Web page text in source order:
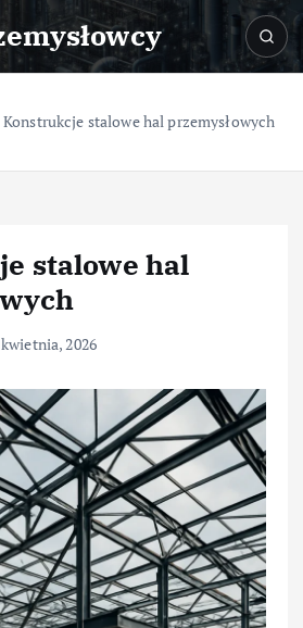
Konstrukcje stalowe hal przemysłowych
stalowe hal
kwietnia, 2026